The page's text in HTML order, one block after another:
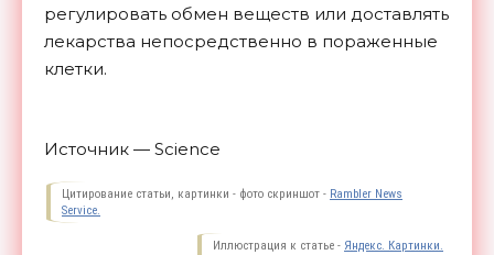
регулировать обмен веществ или доставлять
лекарства непосредственно в пораженные
клетки.
Источник — Science
Цитирование статьи, картинки - фото скриншот - Rambler News
Service.
Иллюстрация к статье - Яндекс. Картинки.